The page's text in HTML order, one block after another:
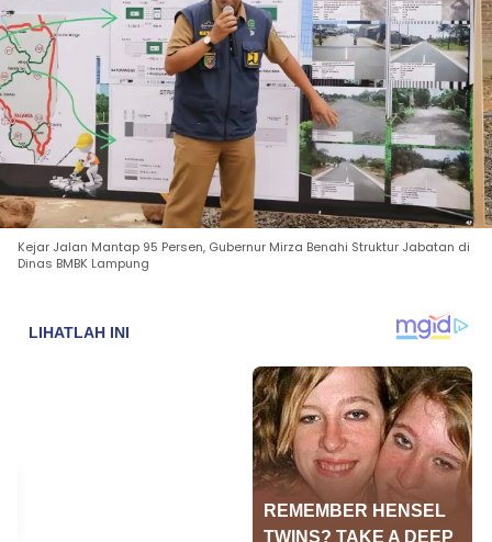
Kejar Jalan Mantap 95 Persen, Gubernur Mirza Benahi Struktur Jabatan di
Dinas BMBK Lampung